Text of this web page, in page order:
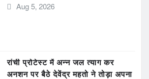
Aug 5, 2026
रांची प्रोटेस्ट में अन्न जल त्याग कर
अनशन पर बैठे देवेंद्र महतो ने तोड़ा अपना